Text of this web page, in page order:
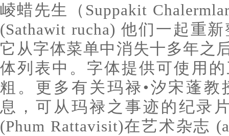
崚蜡先生（Suppakit
(Sathawit rucha) 他们一起重
它从字体菜单中消失十多年之
体列表中。字体提供可使用
粗。更多有关玛禄•汐宋蓬教
息，可从玛禄之事迹的纪录
(Phum Rattavisit)在艺术杂志